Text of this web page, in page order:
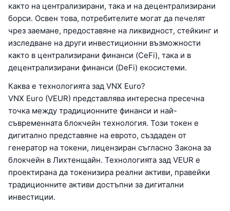
както на централизирани, така и на децентрализирани
борси. Освен това, потребителите могат да печелят
чрез заемане, предоставяне на ликвидност, стейкинг и
изследване на други инвестиционни възможности
както в централизирани финанси (CeFi), така и в
децентрализирани финанси (DeFi) екосистеми.
Каква е технологията зад VNX Euro?
VNX Euro (VEUR) представлява интересна пресечна
точка между традиционните финанси и най-
съвременната блокчейн технология. Този токен е
дигитално представяне на еврото, създаден от
генератор на токени, лицензиран съгласно Закона за
блокчейн в Лихтенщайн. Технологията зад VEUR е
проектирана да токенизира реални активи, правейки
традиционните активи достъпни за дигитални
инвестиции.